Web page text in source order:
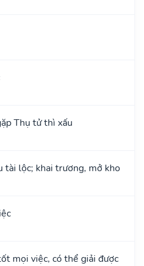
Thụ tử thì xấu
tài lộc; khai trương, mở kho
mọi việc, có thể giải được